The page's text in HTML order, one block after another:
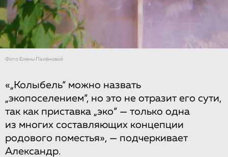
Фото Елены Палёновой
«„Колыбель“ можно назвать
„экопоселением“, но это не отразит его сути,
так как приставка „эко“ — только одна
из многих составляющих концепции
родового поместья», — подчеркивает
Александр.